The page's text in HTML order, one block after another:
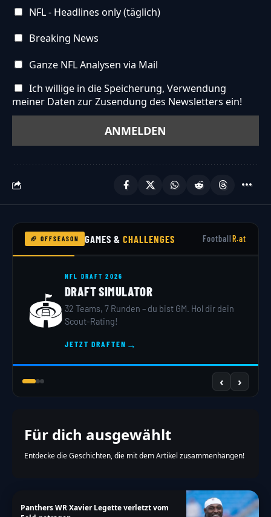
NFL - Headlines only (täglich)
Breaking News
Ganze NFL Analysen via Mail
Ich willige in die Speicherung, Verwendung
meiner Daten zur Zusendung des Newsletters ein!
🏈 OFFSEASON GAMES &CHALLENGES FootballR.at
🏟️
NFL DRAFT 2026
DRAFT SIMULATOR
32 Teams, 7 Runden – du bist GM. Hol dir dein
Scout-Rating!
JETZT DRAFTEN →
‹ ›
Für dich ausgewählt
Entdecke die Geschichten, die mit dem Artikel zusammenhängen!
Panthers WR Xavier Legette verletzt vom